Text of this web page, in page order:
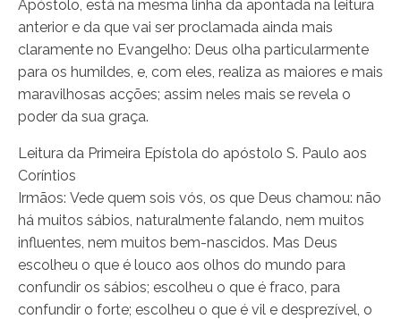
Apóstolo, está na mesma linha da apontada na leitura
anterior e da que vai ser proclamada ainda mais
claramente no Evangelho: Deus olha particularmente
para os humildes, e, com eles, realiza as maiores e mais
maravilhosas acções; assim neles mais se revela o
poder da sua graça.
Leitura da Primeira Epístola do apóstolo S. Paulo aos
Coríntios
Irmãos: Vede quem sois vós, os que Deus chamou: não
há muitos sábios, naturalmente falando, nem muitos
influentes, nem muitos bem-nascidos. Mas Deus
escolheu o que é louco aos olhos do mundo para
confundir os sábios; escolheu o que é fraco, para
confundir o forte; escolheu o que é vil e desprezível, o